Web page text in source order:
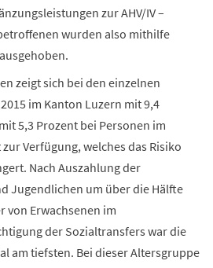
zur AHV/IV –
wurden also mithilfe
zeigt sich bei den einzelnen
im Kanton Luzern mit 9,4
5,3 Prozent bei Personen im
Verfügung, welches das Risiko
Nach Auszahlung der
Jugendlichen um über die Hälfte
von Erwachsenen im
der Sozialtransfers war die
am tiefsten. Bei dieser Altersgruppe